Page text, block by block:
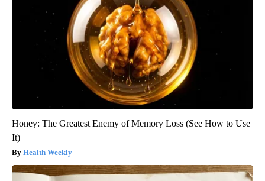
Honey: The Greatest Enemy of Memory Loss (See How to Use
It)
Health Weekly